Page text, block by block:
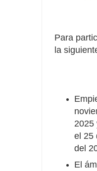
Para
la
2025
el 25
del
El